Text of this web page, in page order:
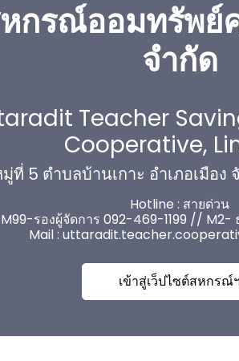
กรณ์ออมทรัพย์
จำกัด
Teacher
Cooperative,
ที่ 5 ตำบลบ้านเกาะ อำเภอเมือง
Hotline : สายด่วน
M99-รองผู้จัดการ 092-469-1199 // M2-
Mail :
เข้าสู่เว็ปไซต์สหกรณ์ฯ